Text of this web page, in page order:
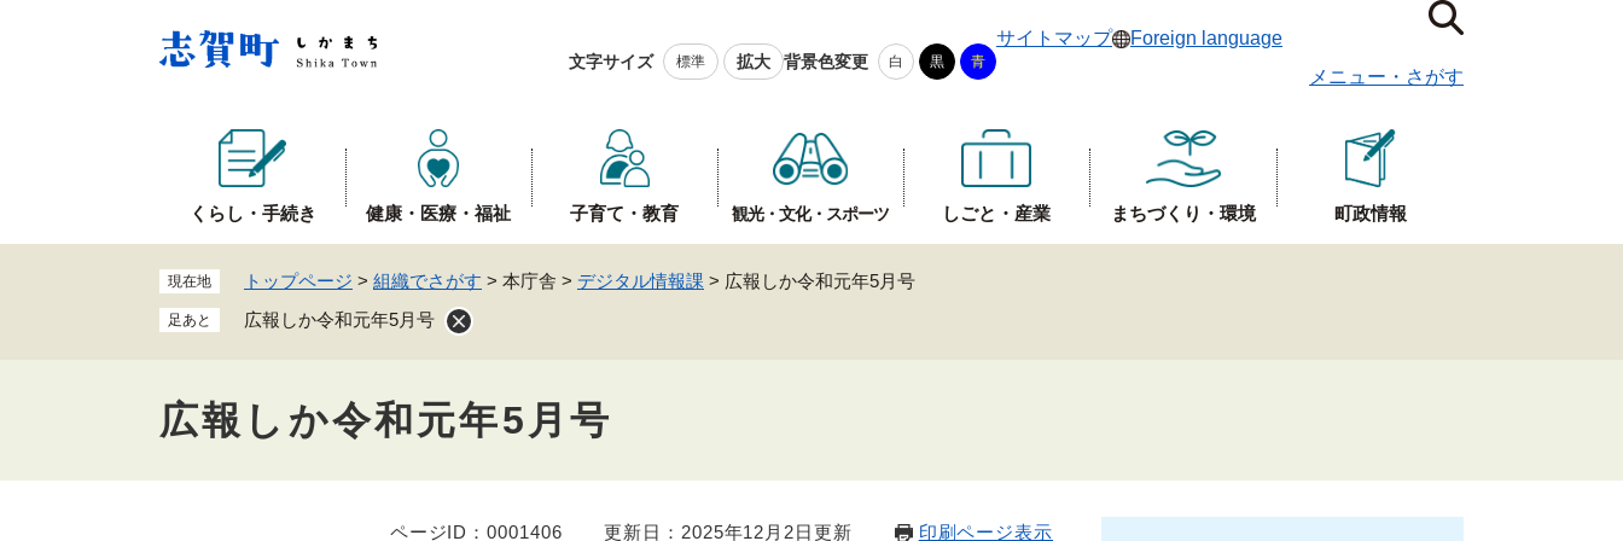
ー
ジ
。
文字サイズ 標準 拡大 背景色変更 白 黒 青
サイトマップ
Foreign language
メニュー ・ さがす
くらし・手続き 健康・医療・福祉 子育て・教育 観光・文化・スポーツ しごと・産業 まちづくり・環境 町政情報
現在地 トップページ > 組織でさがす > 本庁舎 > デジタル情報課 > 広報しか令和元年5月号
足あと 広報しか令和元年5月号
広報しか令和元年5月号
ページID：0001406 更新日：2025年12月2日更新 印刷ページ表示